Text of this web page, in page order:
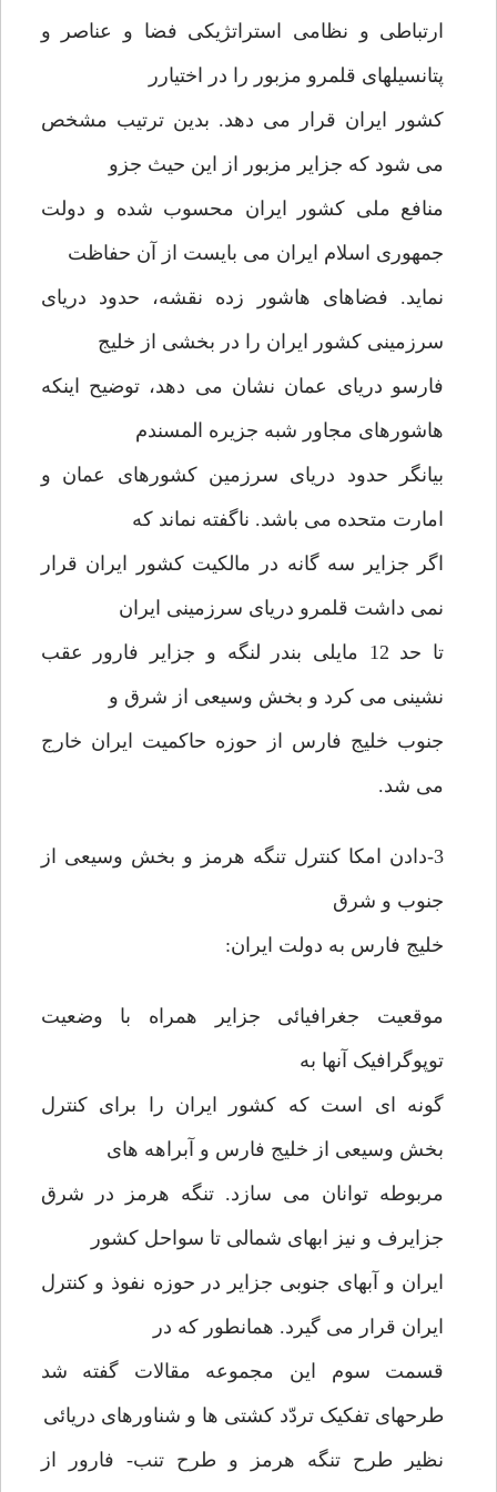
ارتباطی و نظامی استراتژیکی فضا و عناصر و
پتانسیلهای قلمرو مزبور را در اختیارر
کشور ایران قرار می دهد. بدین ترتیب مشخص
می شود که جزایر مزبور از این حیث جزو
منافع ملی کشور ایران محسوب شده و دولت
جمهوری اسلام ایران می بایست از آن حفاظت
نماید. فضاهای هاشور زده نقشه، حدود دریای
سرزمینی کشور ایران را در بخشی از خلیج
فارسو دریای عمان نشان می دهد، توضیح اینکه
هاشورهای مجاور شبه جزیره المسندم
بیانگر حدود دریای سرزمین کشورهای عمان و
امارت متحده می باشد. ناگفته نماند که
اگر جزایر سه گانه در مالکیت کشور ایران قرار
نمی داشت قلمرو دریای سرزمینی ایران
تا حد 12 مایلی بندر لنگه و جزایر فارور عقب
نشینی می کرد و بخش وسیعی از شرق و
جنوب خلیج فارس از حوزه حاکمیت ایران خارج
می شد.
3-دادن امکا کنترل تنگه هرمز و بخش وسیعی از
جنوب و شرق
خلیج فارس به دولت ایران:
موقعیت جغرافیائی جزایر همراه با وضعیت
توپوگرافیک آنها به
گونه ای است که کشور ایران را برای کنترل
بخش وسیعی از خلیج فارس و آبراهه های
مربوطه توانان می سازد. تنگه هرمز در شرق
جزایرف و نیز ابهای شمالی تا سواحل کشور
ایران و آبهای جنوبی جزایر در حوزه نفوذ و کنترل
ایران قرار می گیرد. همانطور که در
قسمت سوم این مجموعه مقالات گفته شد
طرحهای تفکیک تردّد کشتی ها و شناورهای دریائی
نظیر طرح تنگه هرمز و طرح تنب- فارور از